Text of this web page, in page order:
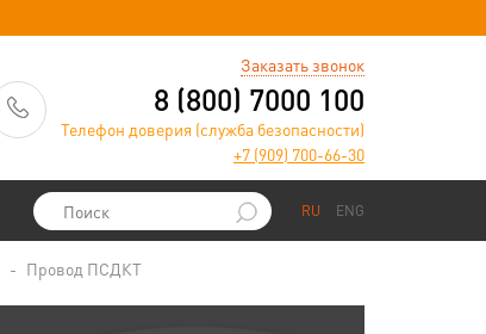
Заказать звонок
8 (800) 7000 100
Телефон доверия (служба безопасности)
+7 (909) 700-66-30
RU ENG
Провод ПСДКТ